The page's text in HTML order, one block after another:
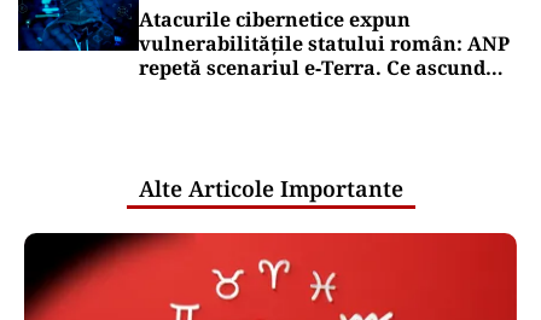
Atacurile cibernetice expun
vulnerabilitățile statului român: ANP
repetă scenariul e‑Terra. Ce ascund
Alte Articole Importante